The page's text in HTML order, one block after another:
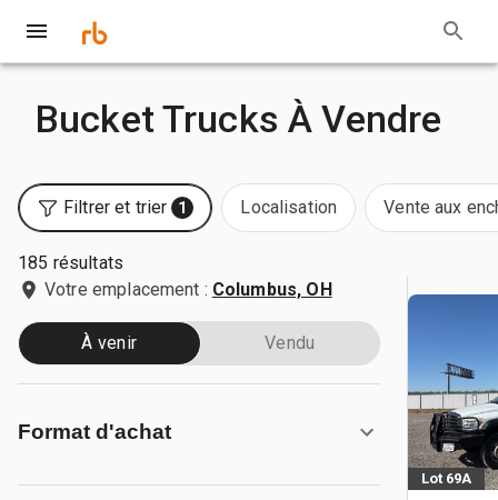
Bucket Trucks À Vendre
Filtrer et trier 1 Localisation Vente aux
185 résultats
Votre emplacement : Columbus, OH
À venir Vendu
Format d'achat
Lot 69A